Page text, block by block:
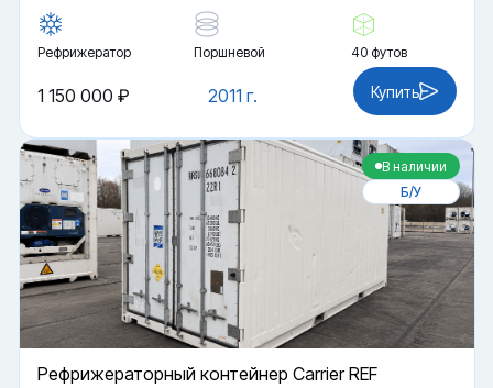
Рефрижератор Поршневой 40 футов
2011 г.
1 150 000 ₽ Купить
В наличии
Б/У
Рефрижераторный контейнер Carrier REF